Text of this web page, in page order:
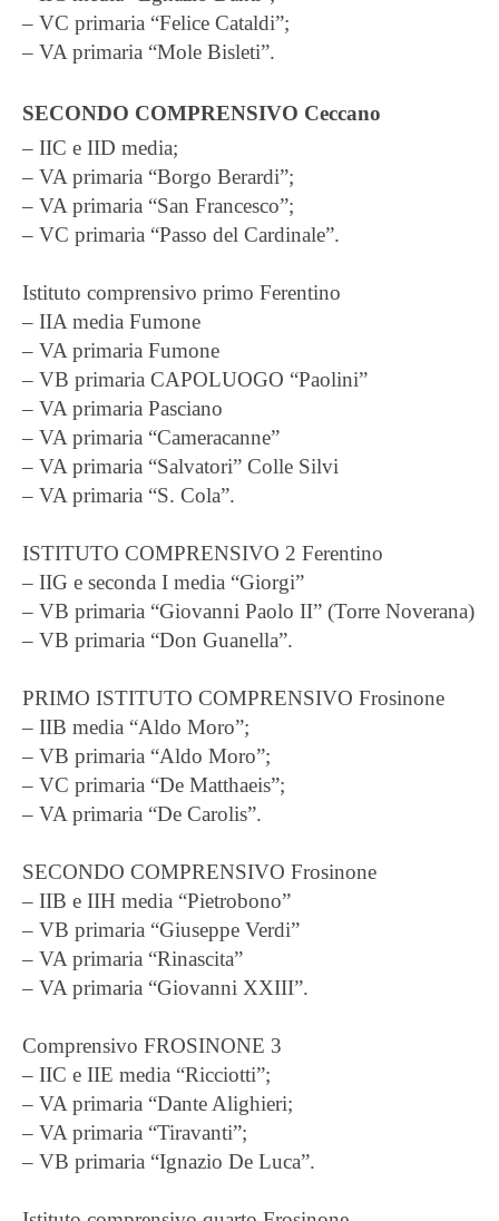
– VC primaria “Felice Cataldi”;
– VA primaria “Mole Bisleti”.
SECONDO COMPRENSIVO Ceccano
– IIC e IID media;
– VA primaria “Borgo Berardi”;
– VA primaria “San Francesco”;
– VC primaria “Passo del Cardinale”.
Istituto comprensivo primo Ferentino
– IIA media Fumone
– VA primaria Fumone
– VB primaria CAPOLUOGO “Paolini”
– VA primaria Pasciano
– VA primaria “Cameracanne”
– VA primaria “Salvatori” Colle Silvi
– VA primaria “S. Cola”.
ISTITUTO COMPRENSIVO 2 Ferentino
– IIG e seconda I media “Giorgi”
– VB primaria “Giovanni Paolo II” (Torre Noverana)
– VB primaria “Don Guanella”.
PRIMO ISTITUTO COMPRENSIVO Frosinone
– IIB media “Aldo Moro”;
– VB primaria “Aldo Moro”;
– VC primaria “De Matthaeis”;
– VA primaria “De Carolis”.
SECONDO COMPRENSIVO Frosinone
– IIB e IIH media “Pietrobono”
– VB primaria “Giuseppe Verdi”
– VA primaria “Rinascita”
– VA primaria “Giovanni XXIII”.
Comprensivo FROSINONE 3
– IIC e IIE media “Ricciotti”;
– VA primaria “Dante Alighieri;
– VA primaria “Tiravanti”;
– VB primaria “Ignazio De Luca”.